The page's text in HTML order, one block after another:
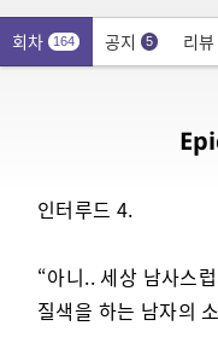
회차 164 공지 5 리
인터루드 4.
“아니.. 세상 남사스
질색을 하는 남자의